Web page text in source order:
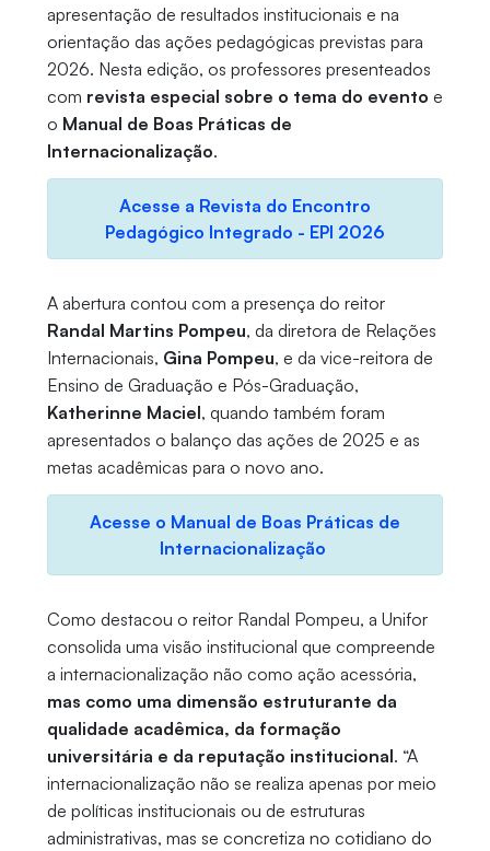
apresentação de resultados institucionais e na
orientação das ações pedagógicas previstas para
2026. Nesta edição, os professores presenteados
com revista especial sobre o tema do evento e
o Manual de Boas Práticas de
Internacionalização.
Acesse a Revista do Encontro
Pedagógico Integrado - EPI 2026
A abertura contou com a presença do reitor
Randal Martins Pompeu, da diretora de Relações
Internacionais, Gina Pompeu, e da vice-reitora de
Ensino de Graduação e Pós-Graduação,
Katherinne Maciel, quando também foram
apresentados o balanço das ações de 2025 e as
metas acadêmicas para o novo ano.
Acesse o Manual de Boas Práticas de
Internacionalização
Como destacou o reitor Randal Pompeu, a Unifor
consolida uma visão institucional que compreende
a internacionalização não como ação acessória,
mas como uma dimensão estruturante da
qualidade acadêmica, da formação
universitária e da reputação institucional. “A
internacionalização não se realiza apenas por meio
de políticas institucionais ou de estruturas
administrativas, mas se concretiza no cotidiano do